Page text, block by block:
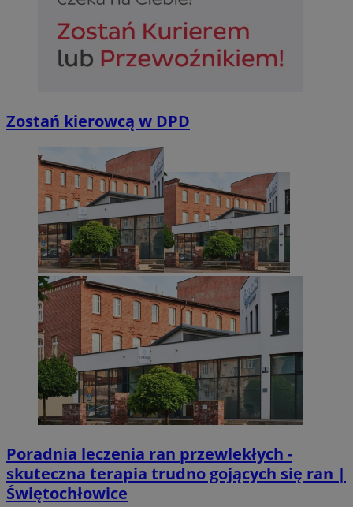
Zostań kierowcą w DPD
Poradnia leczenia ran przewlekłych -
skuteczna terapia trudno gojących się ran |
Świętochłowice